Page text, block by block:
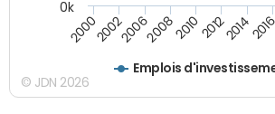
Emplois
20002002200620082010201220142016
0k
© JDN 2026